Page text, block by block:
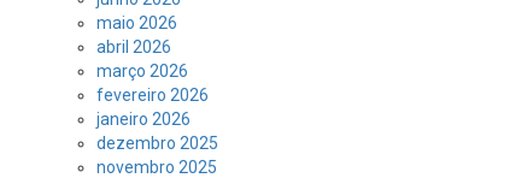
maio 2026
abril 2026
março 2026
fevereiro 2026
janeiro 2026
dezembro 2025
novembro 2025